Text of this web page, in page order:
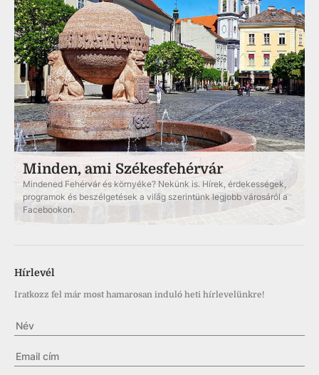
Minden, ami Székesfehérvár
Mindened Fehérvár és környéke? Nekünk is. Hírek, érdekességek,
programok és beszélgetések a világ szerintünk legjobb városáról a
Facebookon.
Hírlevél
Iratkozz fel már most hamarosan induló heti hírlevelünkre!